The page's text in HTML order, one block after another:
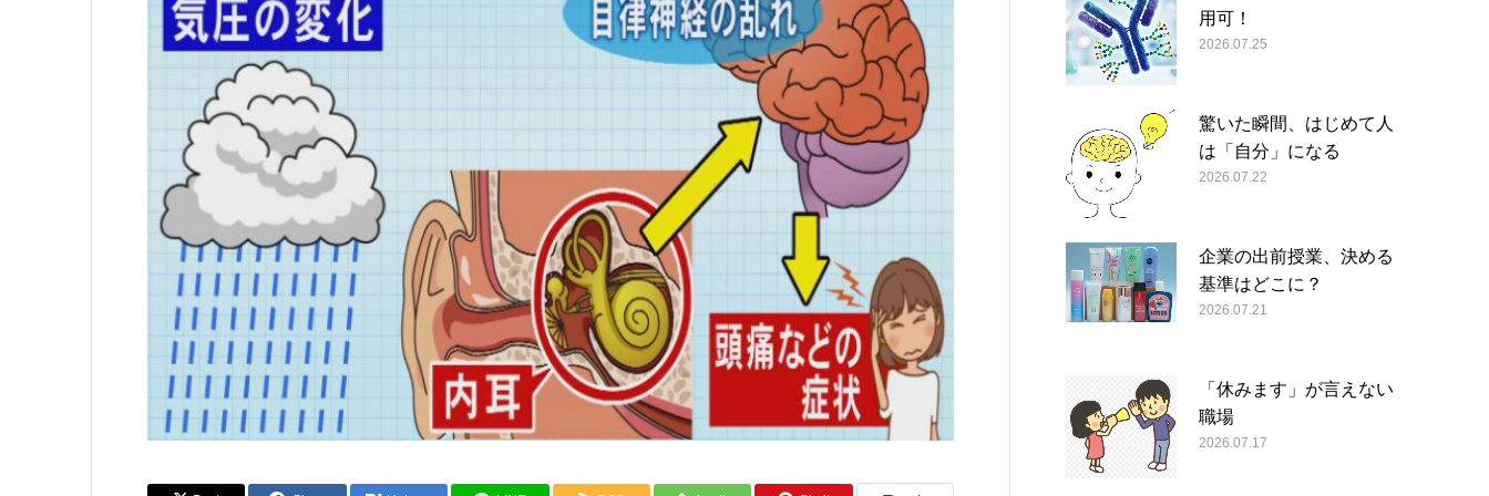
用可！
2026.07.25
驚いた瞬間、はじめて人
は「自分」になる
2026.07.22
企業の出前授業、決める
基準はどこに？
2026.07.21
「休みます」が言えない
職場
2026.07.17